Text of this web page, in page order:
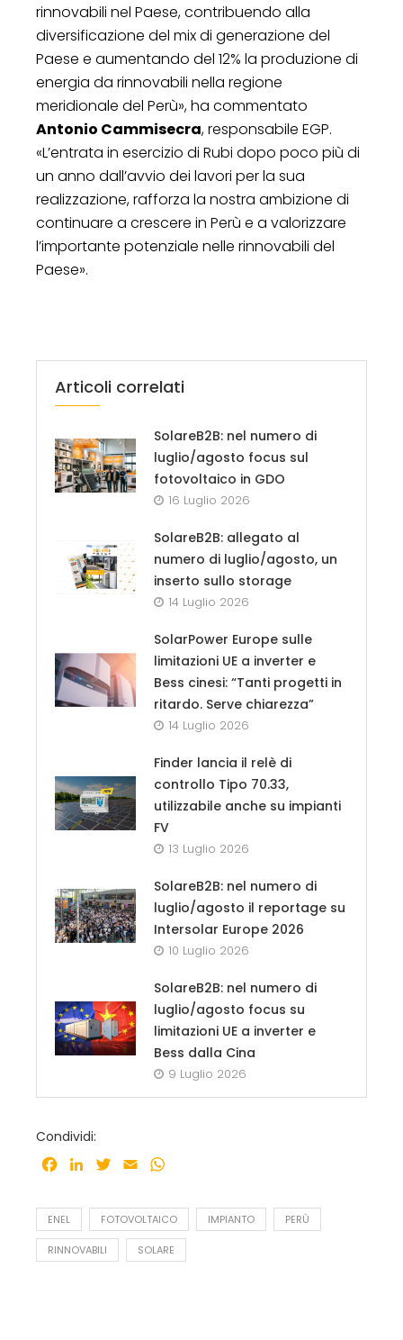
rinnovabili nel Paese, contribuendo alla
diversificazione del mix di generazione del
Paese e aumentando del 12% la produzione di
energia da rinnovabili nella regione
meridionale del Perù», ha commentato
Antonio Cammisecra, responsabile EGP.
«L’entrata in esercizio di Rubi dopo poco più di
un anno dall’avvio dei lavori per la sua
realizzazione, rafforza la nostra ambizione di
continuare a crescere in Perù e a valorizzare
l’importante potenziale nelle rinnovabili del
Paese».
Articoli correlati
SolareB2B: nel numero di
luglio/agosto focus sul
fotovoltaico in GDO
16 Luglio 2026
SolareB2B: allegato al
numero di luglio/agosto, un
inserto sullo storage
14 Luglio 2026
SolarPower Europe sulle
limitazioni UE a inverter e
Bess cinesi: “Tanti progetti in
ritardo. Serve chiarezza”
14 Luglio 2026
Finder lancia il relè di
controllo Tipo 70.33,
utilizzabile anche su impianti
FV
13 Luglio 2026
SolareB2B: nel numero di
luglio/agosto il reportage su
Intersolar Europe 2026
10 Luglio 2026
SolareB2B: nel numero di
luglio/agosto focus su
limitazioni UE a inverter e
Bess dalla Cina
9 Luglio 2026
Condividi:
Facebook
LinkedInTwitter
Email
ENEL FOTOVOLTAICO IMPIANTO PERÙ
RINNOVABILI SOLARE